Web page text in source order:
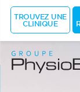
TROUVEZ UNE
CLINIQUE